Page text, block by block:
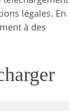
légales. En
à des